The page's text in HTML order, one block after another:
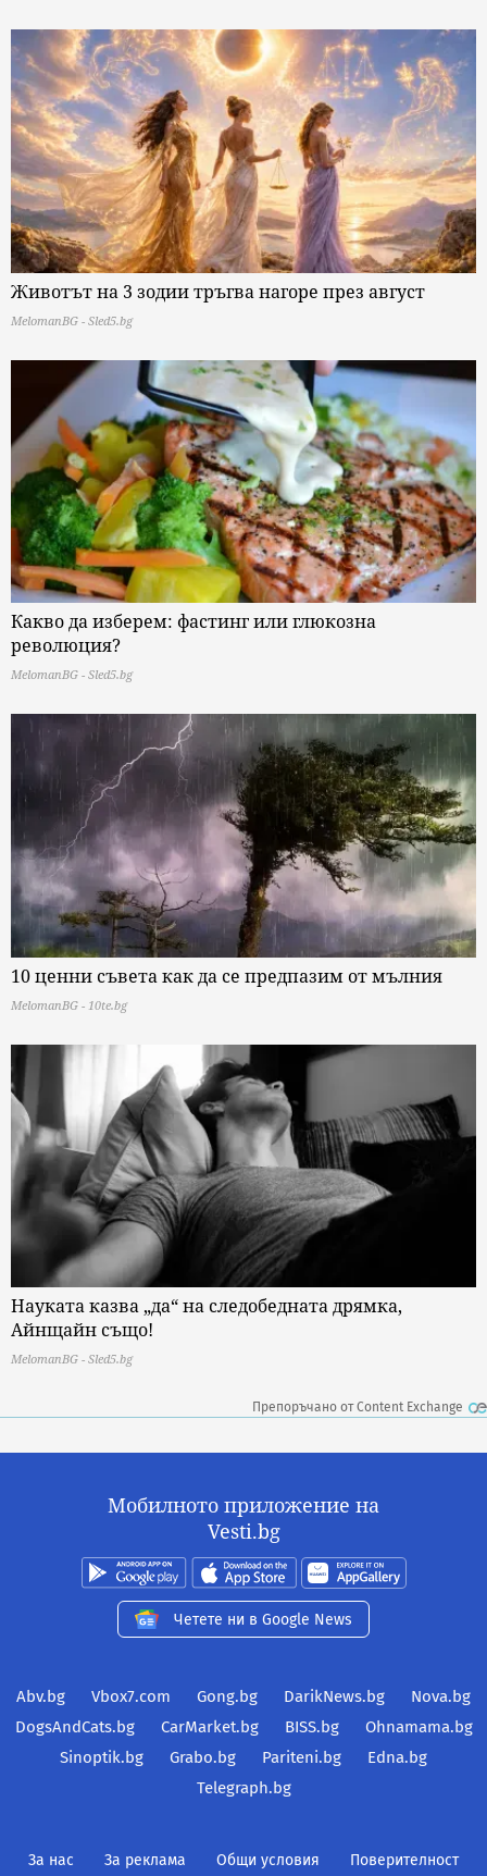
Животът на 3 зодии тръгва нагоре през август
MelomanBG - Sled5.bg
Какво да изберем: фастинг или глюкозна
революция?
MelomanBG - Sled5.bg
10 ценни съвета как да се предпазим от мълния
MelomanBG - 10te.bg
Науката казва „да“ на следобедната дрямка,
Айнщайн също!
MelomanBG - Sled5.bg
Препоръчано от Content Exchange
Мобилното приложение на
Vesti.bg
Четете ни в Google News
Abv.bg Vbox7.com Gong.bg DarikNews.bg
Nova.bg
DogsAndCats.bg
CarMarket.bg BISS.bg
Ohnamama.bg
Sinoptik.bg
Grabo.bg Pariteni.bg
Edna.bg
Telegraph.bg
За нас За реклама Общи условия Поверителност